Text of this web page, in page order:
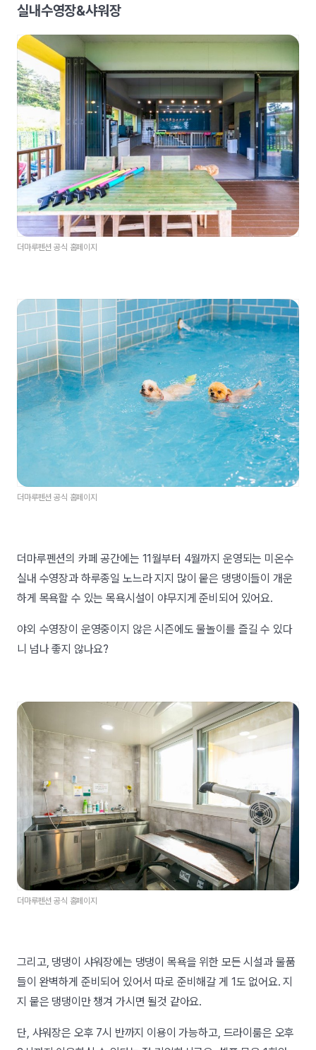
실내수영장&샤워장
더마루펜션 공식 홈페이지
더마루펜션 공식 홈페이지
더마루펜션의 카페 공간에는 11월부터 4월까지 운영되는 미온수
실내 수영장과 하루종일 노느라 지지 많이 뭍은 댕댕이들이 개운
하게 목욕할 수 있는 목욕시설이 야무지게 준비되어 있어요.
야외 수영장이 운영중이지 않은 시즌에도 물놀이를 즐길 수 있다
니 넘나 좋지 않나요?
더마루펜션 공식 홈페이지
그리고, 댕댕이 샤워장에는 댕댕이 목욕을 위한 모든 시설과 물품
들이 완벽하게 준비되어 있어서 따로 준비해갈 게 1도 없어요. 지
지 뭍은 댕댕이만 챙겨 가시면 될것 같아요.
단, 샤워장은 오후 7시 반까지 이용이 가능하고, 드라이룸은 오후